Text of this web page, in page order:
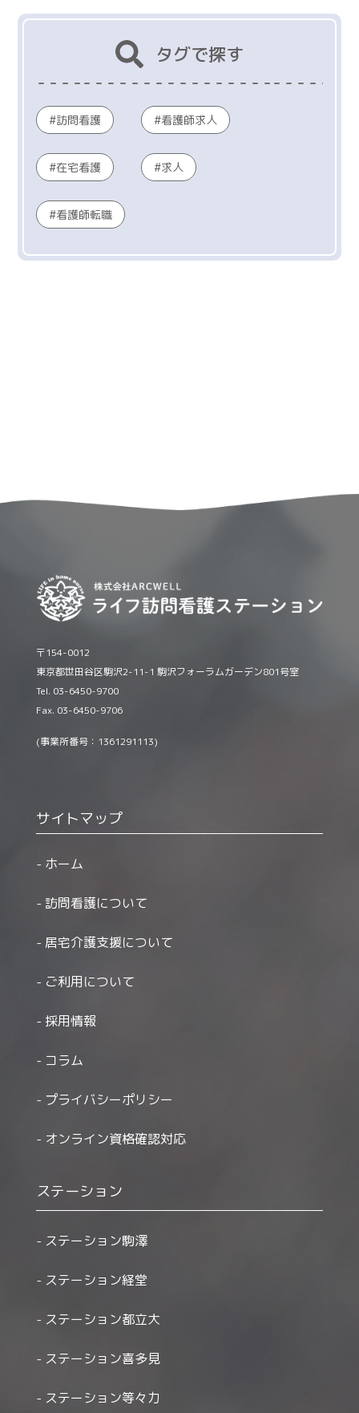
タグで探す
訪問看護 看護師求人
在宅看護 求人
看護師転職
〒154-0012
東京都世田谷区駒沢2-11-1 駒沢フォーラムガーデン801号室
Tel. 03-6450-9700
Fax. 03-6450-9706
(事業所番号：1361291113)
サイトマップ
ホーム
訪問看護について
居宅介護支援について
ご利用について
採用情報
コラム
プライバシーポリシー
オンライン資格確認対応
ステーション
ステーション駒澤
ステーション経堂
ステーション都立大
ステーション喜多見
ステーション等々力